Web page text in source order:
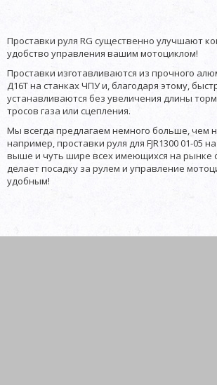
Проставки руля RG существенно улучшают
удобство управления вашим мотоциклом!
Проставки изготавливаются из прочного
Д16Т на станках ЧПУ и, благодаря этому,
устанавливаются без увеличения длины
тросов газа или сцепления.
Мы всегда предлагаем немного больше, чем
например, проставки руля для FJR1300 01-05
выше и чуть шире всех имеющихся на рынке
делает посадку за рулем и управление
удобным!